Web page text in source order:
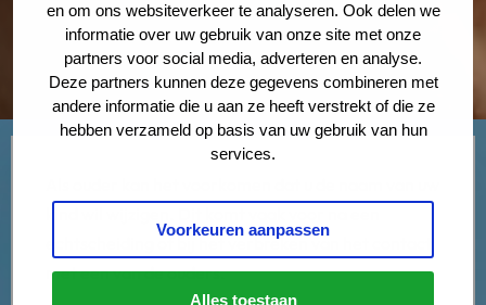
en om ons websiteverkeer te analyseren. Ook delen we
informatie over uw gebruik van onze site met onze
partners voor social media, adverteren en analyse.
Deze partners kunnen deze gegevens combineren met
andere informatie die u aan ze heeft verstrekt of die ze
hebben verzameld op basis van uw gebruik van hun
services.
Voorkeuren aanpassen
Alles toestaan
echtscheiding of bij het verbreken van het contact
met een van de ouders.